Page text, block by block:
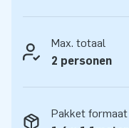
Max. totaal
2 personen
Pakket formaat